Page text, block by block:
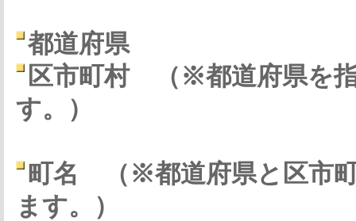
都道府県
区市町村
（※都道府県を
す。）
町名
（※都道府県と区市
ます。）